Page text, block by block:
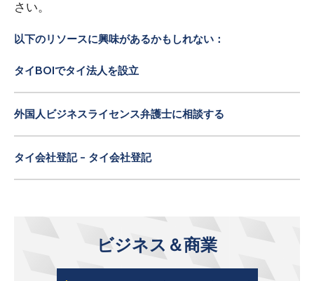
さい。
以下のリソースに興味があるかもしれない：
タイBOIでタイ法人を設立
外国人ビジネスライセンス弁護士に相談する
タイ会社登記 - タイ会社登記
ビジネス＆商業